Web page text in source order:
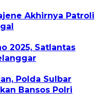
Akhirnya Patroli
2025, Satlantas
Polda Sulbar
Bansos Polri